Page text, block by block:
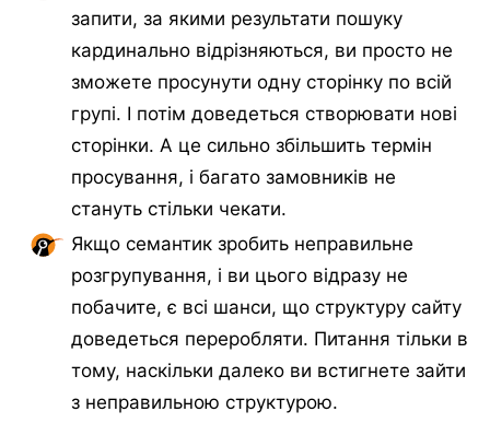
запити, за якими результати пошуку
кардинально відрізняються, ви просто не
зможете просунути одну сторінку по всій
групі. І потім доведеться створювати нові
сторінки. А це сильно збільшить термін
просування, і багато замовників не
стануть стільки чекати.
Якщо семантик зробить неправильне
розгрупування, і ви цього відразу не
побачите, є всі шанси, що структуру сайту
доведеться переробляти. Питання тільки в
тому, наскільки далеко ви встигнете зайти
з неправильною структурою.